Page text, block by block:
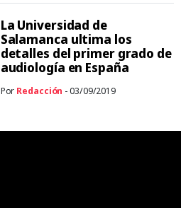
La Universidad de
Salamanca ultima los
detalles del primer grado de
audiología en España
Por Redacción - 03/09/2019